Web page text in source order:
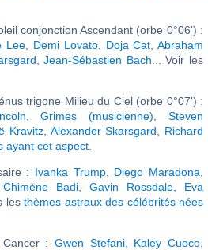
conjonction Ascendant (orbe 0°06') :
Lee Demi Lovato, Doja Cat ,Abraham
,Jean-Sébastien Bach ... Voir les
trigone Milieu du Ciel (orbe 0°07') :
,Grimes (musicienne) ,Steven
Kravitz, Alexander Skarsgard
Richard
ayant cet aspect
: Ivanka Trump, Diego Maradona
Chimène Badi Gavin Rossdale
Eva
les thèmes astraux des célébrités nées
: Gwen Stefani, Kaley Cuoco